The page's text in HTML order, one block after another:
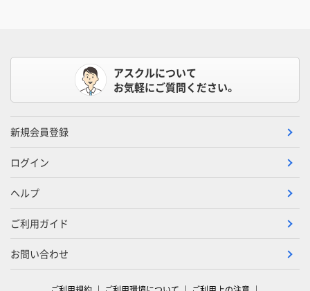
アスクルについて
お気軽にご質問ください。
新規会員登録
ログイン
ヘルプ
ご利用ガイド
お問い合わせ